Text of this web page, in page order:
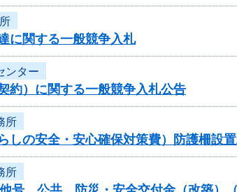
に関する一般競争入札
ンター
約）に関する一般競争入札公告
所
しの安全・安心確保対策費）防護柵設
所